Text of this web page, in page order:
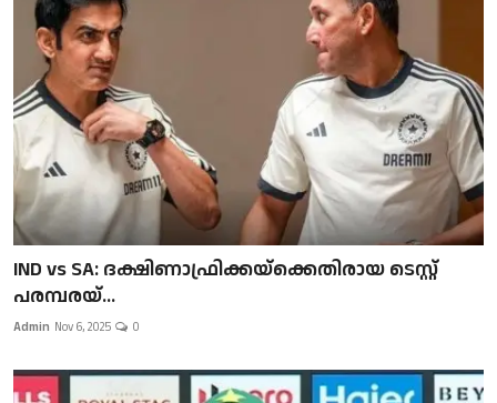
IND vs SA: ദക്ഷിണാഫ്രിക്കയ്‌ക്കെതിരായ ടെസ്റ്റ്
പരമ്പരയ്...
Admin Nov 6, 2025 0